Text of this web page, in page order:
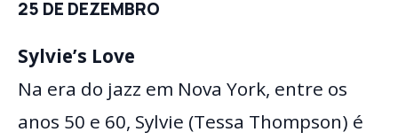
25 DE DEZEMBRO
Sylvie’s Love
Na era do jazz em Nova York, entre os
anos 50 e 60, Sylvie (Tessa Thompson) é